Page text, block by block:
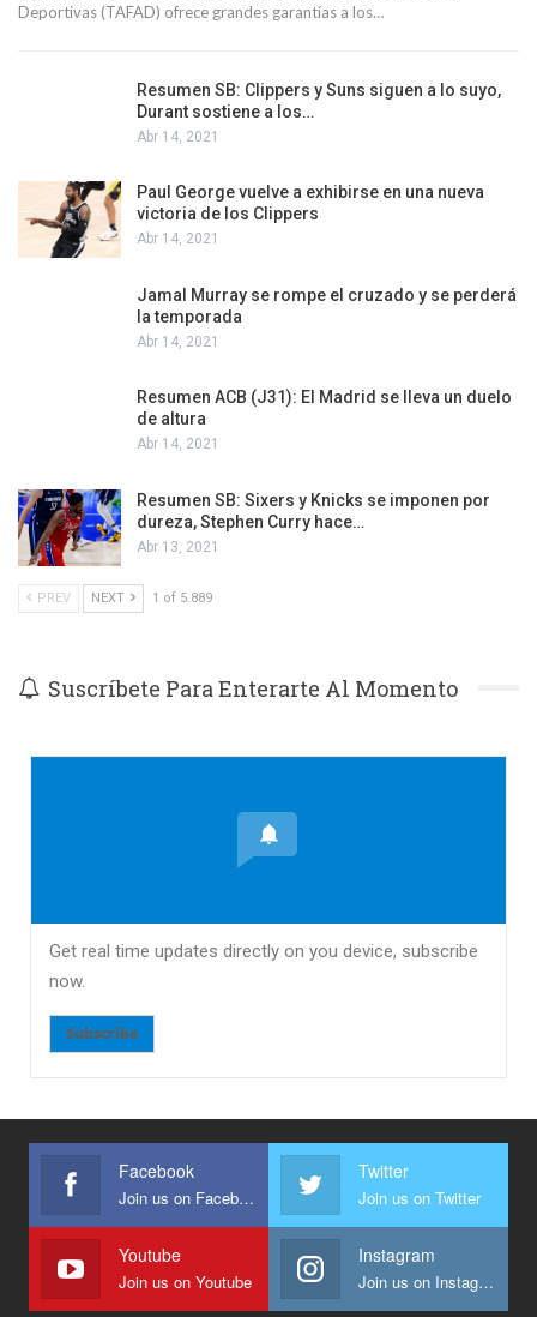
Deportivas (TAFAD) ofrece grandes garantías a los…
Resumen SB: Clippers y Suns siguen a lo suyo,
Durant sostiene a los…
Abr 14, 2021
Paul George vuelve a exhibirse en una nueva
victoria de los Clippers
Abr 14, 2021
Jamal Murray se rompe el cruzado y se perderá
la temporada
Abr 14, 2021
Resumen ACB (J31): El Madrid se lleva un duelo
de altura
Abr 14, 2021
Resumen SB: Sixers y Knicks se imponen por
dureza, Stephen Curry hace…
Abr 13, 2021
PREV NEXT 1 of 5.889
Suscríbete Para Enterarte Al Momento
Get real time updates directly on you device, subscribe
now.
Subscribe
Facebook
Join us on Facebook
Twitter
Join us on Twitter
Youtube
Join us on Youtube
Instagram
Join us on Instagram